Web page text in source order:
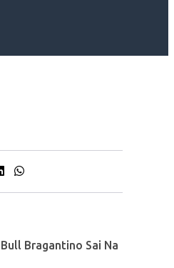
Bragantino Sai Na